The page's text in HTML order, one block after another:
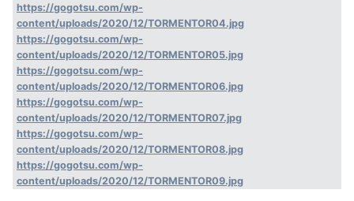
https://gogotsu.com/wp-
content/uploads/2020/12/TORMENTOR04.jpg
https://gogotsu.com/wp-
content/uploads/2020/12/TORMENTOR05.jpg
https://gogotsu.com/wp-
content/uploads/2020/12/TORMENTOR06.jpg
https://gogotsu.com/wp-
content/uploads/2020/12/TORMENTOR07.jpg
https://gogotsu.com/wp-
content/uploads/2020/12/TORMENTOR08.jpg
https://gogotsu.com/wp-
content/uploads/2020/12/TORMENTOR09.jpg